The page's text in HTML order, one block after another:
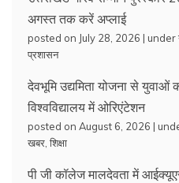
अगस्त तक करें अप्लाई
posted on July 28, 2026 | under
प्रशासन
देवभूमि उद्यमिता योजना से युवाओं
विश्वविद्यालय में ओरिएंटेशन
posted on August 6, 2026 |
खबर शिक्षा
पी जी कॉलेज मालदेवता में